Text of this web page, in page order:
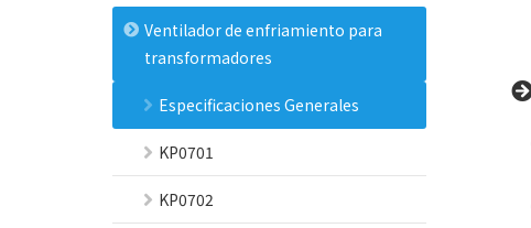
Ventilador de enfriamiento para
transformadores
Especificaciones Generales
KP0701
KP0702